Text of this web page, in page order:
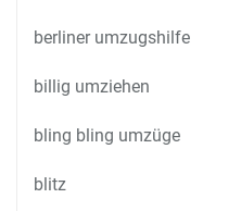
berliner umzugshilfe
billig umziehen
bling bling umzüge
blitz